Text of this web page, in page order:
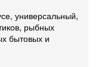
универсальный,
рыбных
бытовых и